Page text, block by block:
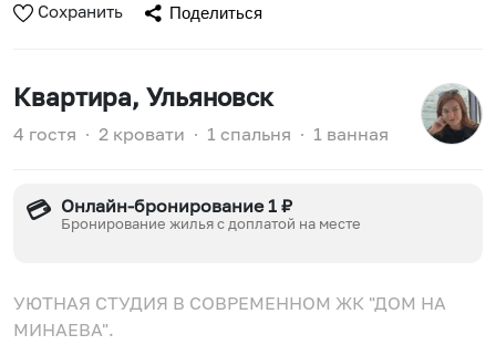
Сохранить Поделиться
Квартира, Ульяновск
4 гостя ∙ 2 кровати ∙ 1 спальня ∙ 1 ванная
💳 Онлайн-бронирование 1 ₽
Бронирование жилья с доплатой на месте
УЮТНАЯ СТУДИЯ В СОВРЕМЕННОМ ЖК "ДОМ НА
МИНАЕВА".